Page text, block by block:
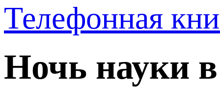
Телефонная
Ночь науки